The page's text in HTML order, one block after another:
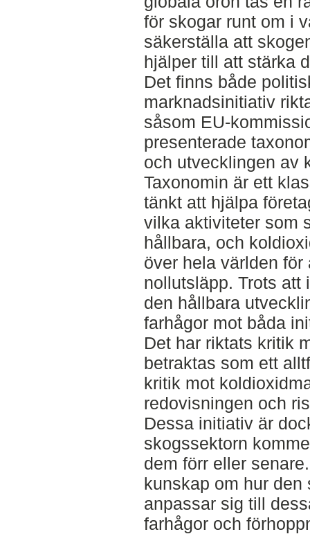
för skogar runt om i
säkerställa att
hjälper till att stärka
Det finns både
marknadsinitiativ
såsom EU-
presenterade
och utvecklingen av
Taxonomin är ett
tänkt att hjälpa
vilka aktiviteter som
hållbara, och
över hela världen
nollutsläpp. Trots att
den hållbara
farhågor mot båda
Det har riktats kritik
betraktas som ett
kritik mot
redovisningen och
Dessa initiativ är
skogssektorn
dem förr eller
kunskap om hur
anpassar sig till
farhågor och